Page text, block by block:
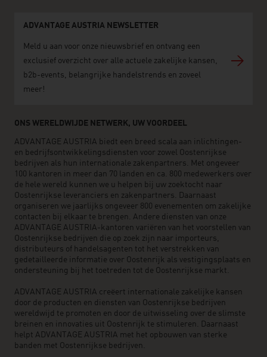
ADVANTAGE AUSTRIA NEWSLETTER
Meld u aan voor onze nieuwsbrief en ontvang een
exclusief overzicht over alle actuele zakelijke kansen,
b2b-events, belangrijke handelstrends en zoveel
meer!
ONS WERELDWIJDE NETWERK, UW VOORDEEL
ADVANTAGE AUSTRIA biedt een breed scala aan inlichtingen-
en bedrijfsontwikkelingsdiensten voor zowel Oostenrijkse
bedrijven als hun internationale zakenpartners. Met ongeveer
100 kantoren in meer dan 70 landen en ca. 800 medewerkers over
de hele wereld kunnen we u helpen bij uw zoektocht naar
Oostenrijkse leveranciers en zakenpartners. Daarnaast
organiseren we jaarlijks ongeveer 800 evenementen om zakelijke
contacten bij elkaar te brengen. Andere diensten van onze
ADVANTAGE AUSTRIA-kantoren variëren van het voorstellen van
Oostenrijkse bedrijven die op zoek zijn naar importeurs,
distributeurs of handelsagenten tot het verstrekken van
gedetailleerde informatie over Oostenrijk als vestigingsplaats en
ondersteuning bij het toetreden tot de Oostenrijkse markt.
ADVANTAGE AUSTRIA creëert internationale zakelijke kansen
door de producten en diensten van Oostenrijkse bedrijven
wereldwijd te promoten en door de uitwisseling over de slimste
breinen en innovaties uit Oostenrijk te stimuleren. Daarnaast
helpt ADVANTAGE AUSTRIA met het opbouwen van sterke
banden met Oostenrijkse bedrijven.